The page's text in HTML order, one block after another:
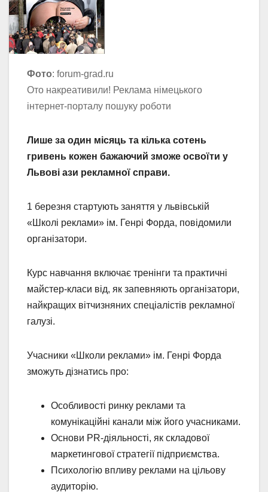
Фото: forum-grad.ru
Ото накреативили! Реклама німецького
інтернет-порталу пошуку роботи
Лише за один місяць та кілька сотень
гривень кожен бажаючий зможе освоїти у
Львові ази рекламної справи.
1 березня стартують заняття у львівській
«Школі реклами» ім. Генрі Форда, повідомили
організатори.
Курс навчання включає тренінги та практичні
майстер-класи від, як запевняють організатори,
найкращих вітчизняних спеціалістів рекламної
галузі.
Учасники «Школи реклами» ім. Генрі Форда
зможуть дізнатись про:
Особливості ринку реклами та
комунікаційні канали між його учасниками.
Основи PR-діяльності, як складової
маркетингової стратегії підприємства.
Психологію впливу реклами на цільову
аудиторію.